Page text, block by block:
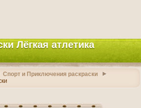
Лёгкая атлетика
Спорт и Приключения раскраски